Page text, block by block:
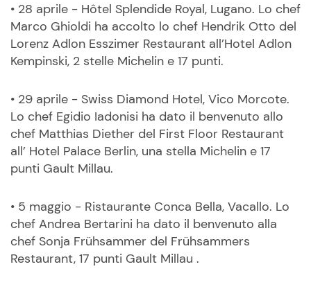
• 28 aprile - Hôtel Splendide Royal, Lugano. Lo chef
Marco Ghioldi ha accolto lo chef Hendrik Otto del
Lorenz Adlon Esszimer Restaurant all’Hotel Adlon
Kempinski, 2 stelle Michelin e 17 punti.
• 29 aprile - Swiss Diamond Hotel, Vico Morcote.
Lo chef Egidio Iadonisi ha dato il benvenuto allo
chef Matthias Diether del First Floor Restaurant
all’ Hotel Palace Berlin, una stella Michelin e 17
punti Gault Millau.
• 5 maggio - Ristaurante Conca Bella, Vacallo. Lo
chef Andrea Bertarini ha dato il benvenuto alla
chef Sonja Frühsammer del Frühsammers
Restaurant, 17 punti Gault Millau .